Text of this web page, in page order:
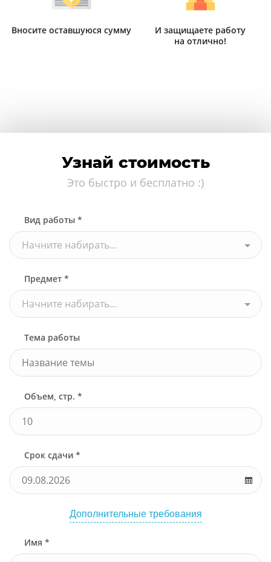
Вносите оставшуюся сумму
И защищаете работу
на отлично!
Узнай стоимость
Это быстро и бесплатно :)
Вид работы *
Начните набирать...
Предмет *
Начните набирать...
Тема работы
Объем, стр. *
Срок сдачи *
Дополнительные требования
Имя *